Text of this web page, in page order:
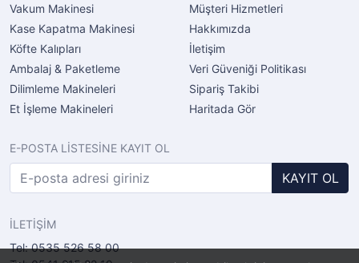
Vakum Makinesi
Kase Kapatma Makinesi
Köfte Kalıpları
Ambalaj & Paketleme
Dilimleme Makineleri
Et İşleme Makineleri
Müşteri Hizmetleri
Hakkımızda
İletişim
Veri Güveniği Politikası
Sipariş Takibi
Haritada Gör
E-POSTA LİSTESİNE KAYIT OL
KAYIT OL
İLETİŞİM
Tel: 0535 526 58 00